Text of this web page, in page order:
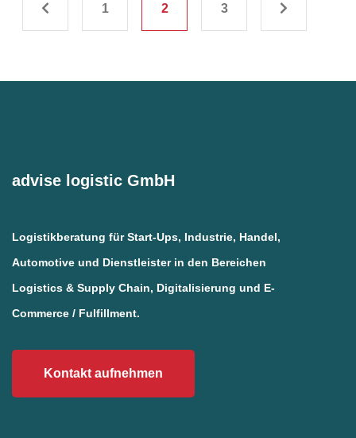
1 2 3
advise logistic GmbH
Logistikberatung für Start-Ups, Industrie, Handel,
Automotive und Dienstleister in den Bereichen
Logistics & Supply Chain, Digitalisierung und E-
Commerce / Fulfillment.
Kontakt aufnehmen